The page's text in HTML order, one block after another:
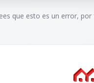
que esto es un error,